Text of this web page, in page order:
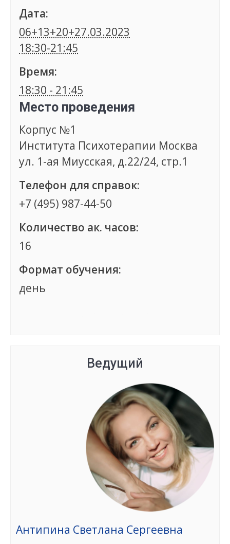
Дата:
06+13+20+27.03.2023
18:30-21:45
Время:
18:30 - 21:45
Место проведения
Корпус №1
Института Психотерапии Москва
ул. 1-ая Миусская, д.22/24, стр.1
Телефон для справок:
+7 (495) 987-44-50
Количество ак. часов:
16
Формат обучения:
день
Ведущий
Антипина Светлана Сергеевна